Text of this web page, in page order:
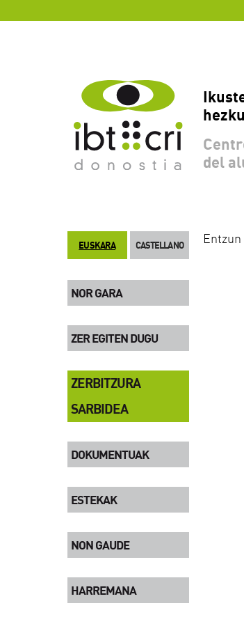
del
EUSKARA CASTELLANO
NOR GARA
ZER EGITEN DUGU
ZERBITZURA
SARBIDEA
DOKUMENTUAK
ESTEKAK
NON GAUDE
HARREMANA
Entzun